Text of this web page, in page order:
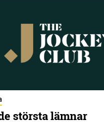
största lämnar